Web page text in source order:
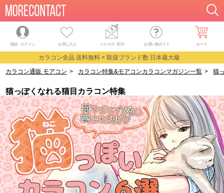
登録・ログイン お気に入り メルマガ・割引 お買い物ガイド カート
カラコン全品 送料無料 × 取扱ブランド数 日本最大級
カラコン通販 モアコン > カラコン特集&モアコンカラコンマガジン一覧 > 猫
猫っぽくなれる猫目カラコン特集